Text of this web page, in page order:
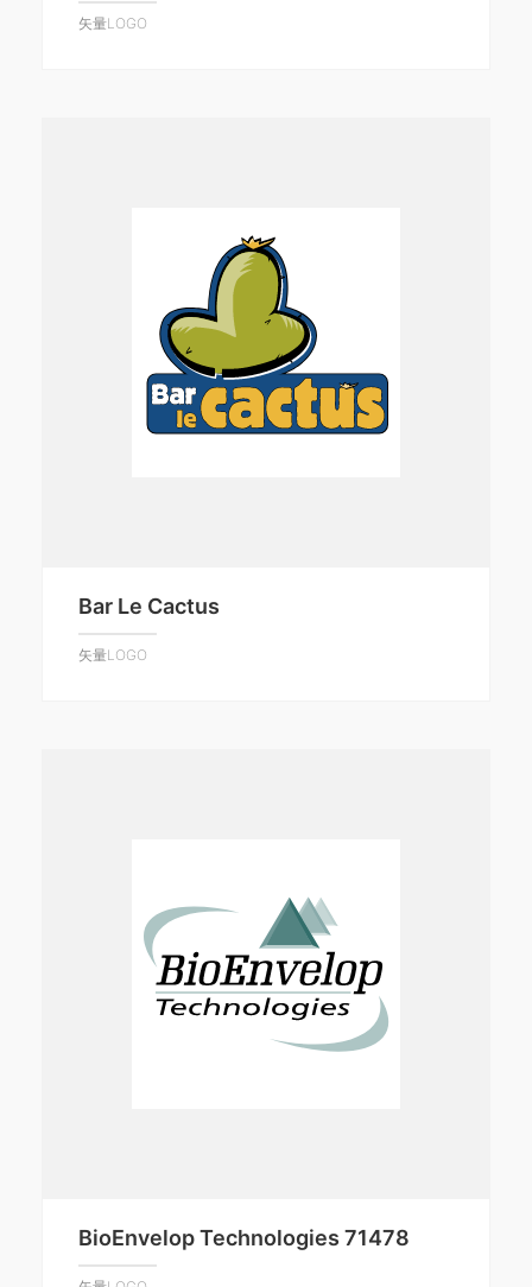
矢量LOGO
Bar Le Cactus
矢量LOGO
BioEnvelop Technologies 71478